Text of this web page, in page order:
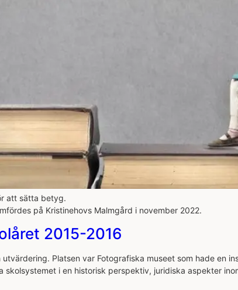
att sätta betyg.
på Kristinehovs Malmgård i november 2022.
2015-2016
Platsen var Fotografiska museet som hade en
i en historisk perspektiv, juridiska aspekter